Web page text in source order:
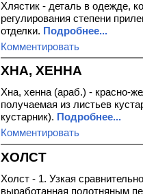
Хлястик - деталь в одежде,
регулирования степени
отделки. Подробнее...
Комментировать
ХНА, ХЕННА
Хна, хенна (араб.) - красно-
получаемая из листьев
кустарник). Подробнее...
Комментировать
ХОЛСТ
Холст - 1. Узкая
выработанная полотняным